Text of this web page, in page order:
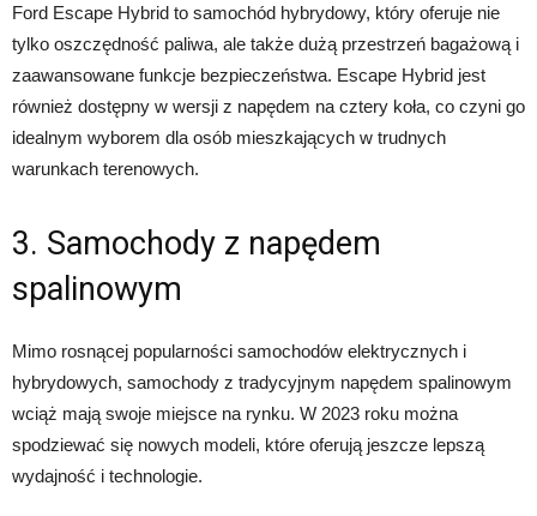
Ford Escape Hybrid to samochód hybrydowy, który oferuje nie
tylko oszczędność paliwa, ale także dużą przestrzeń bagażową i
zaawansowane funkcje bezpieczeństwa. Escape Hybrid jest
również dostępny w wersji z napędem na cztery koła, co czyni go
idealnym wyborem dla osób mieszkających w trudnych
warunkach terenowych.
3. Samochody z napędem
spalinowym
Mimo rosnącej popularności samochodów elektrycznych i
hybrydowych, samochody z tradycyjnym napędem spalinowym
wciąż mają swoje miejsce na rynku. W 2023 roku można
spodziewać się nowych modeli, które oferują jeszcze lepszą
wydajność i technologie.